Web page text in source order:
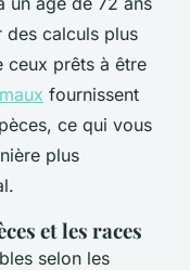
des calculs plus
ceux prêts à être
fournissent
ce qui vous
plus
et les races
selon les